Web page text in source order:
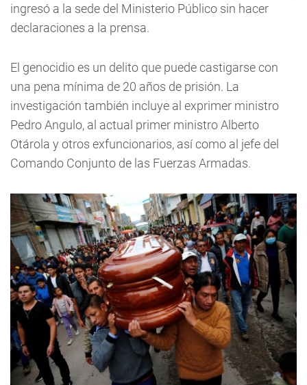
ingresó a la sede del Ministerio Público sin hacer
declaraciones a la prensa.
El genocidio es un delito que puede castigarse con
una pena mínima de 20 años de prisión. La
investigación también incluye al exprimer ministro
Pedro Angulo, al actual primer ministro Alberto
Otárola y otros exfuncionarios, así como al jefe del
Comando Conjunto de las Fuerzas Armadas.